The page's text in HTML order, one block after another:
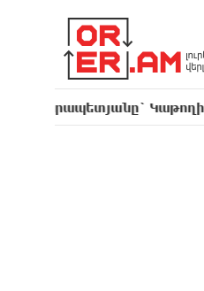
Կաթողիկոսին